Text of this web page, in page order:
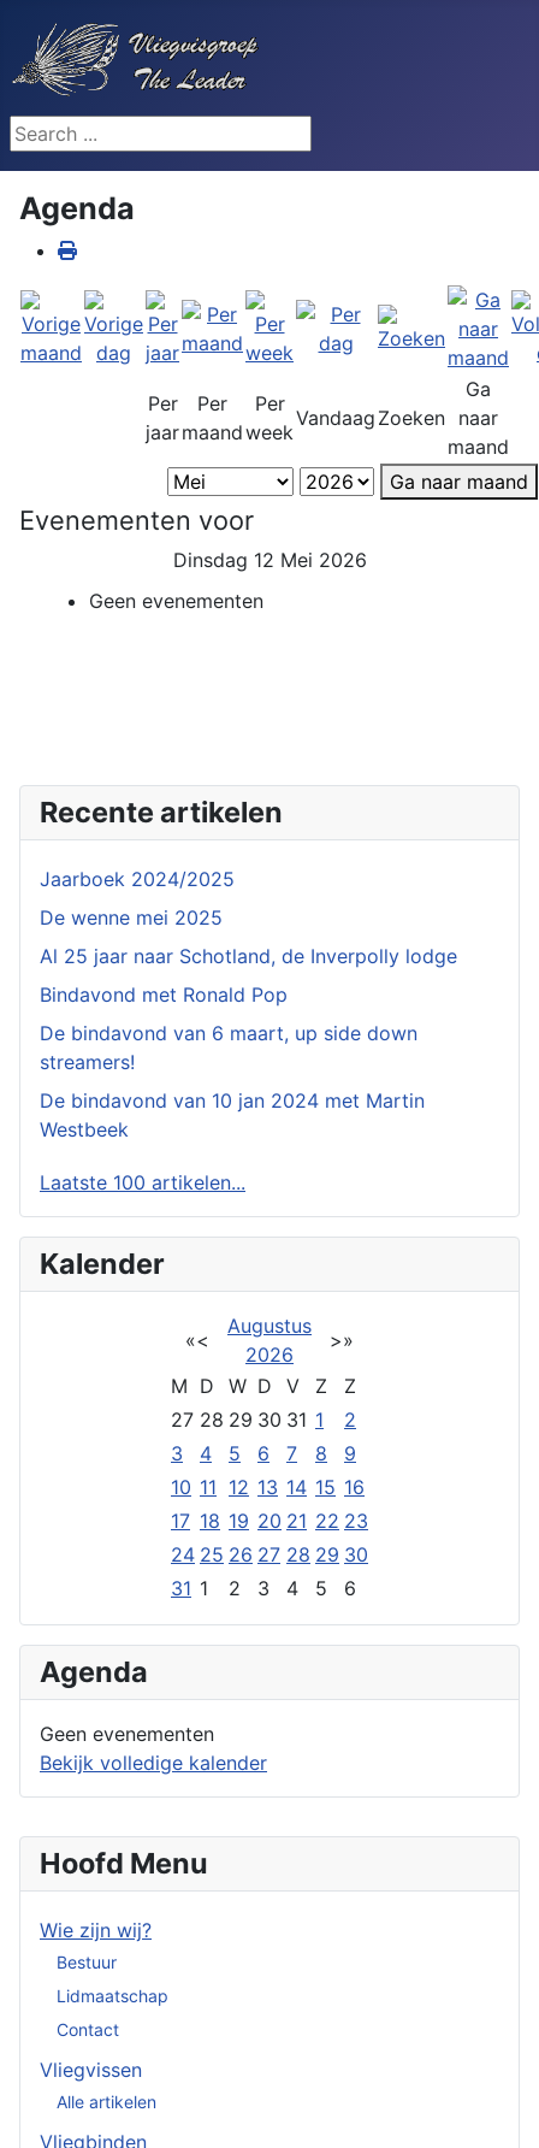
Search ...
Hoofd Menu
Wie zijn wij?
Bestuur
Lidmaatschap
Contact
Vliegvissen
Alle artikelen
Vliegbinden
Agenda
Per
jaar
Per
maand
Per
week
Vandaag Zoeken
Ga
naar
maand
Ga naar maand
Evenementen voor
Dinsdag 12 Mei 2026
Geen evenementen
Recente artikelen
Jaarboek 2024/2025
De wenne mei 2025
Al 25 jaar naar Schotland, de Inverpolly lodge
Bindavond met Ronald Pop
De bindavond van 6 maart, up side down
streamers!
De bindavond van 10 jan 2024 met Martin
Westbeek
Laatste 100 artikelen...
Kalender
«<
Augustus
2026
>»
M D W D V Z
Z
27 28 29 30 31 1
2
3
4 5 6 7 8
9
10 11 12 13 14 15 16
17 18 19 20 21 22 23
24 25 26 27 28 29 30
31 1 2 3 4 5 6
Agenda
Geen evenementen
Bekijk volledige kalender